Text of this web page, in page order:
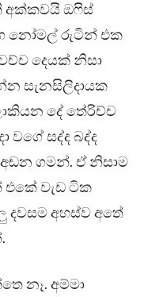
අක්කවයි ඔෆිස්
නෝමල් රුටින් එක
දෙයක් නිසා
සැනසිලිදායක
දේ තේරිච්ච
වගේ සද්ද බද්ද
ගමන්. ඒ නිසාම
වැඩ ටික
අහස්ව අතේ
නෑ. අම්මා